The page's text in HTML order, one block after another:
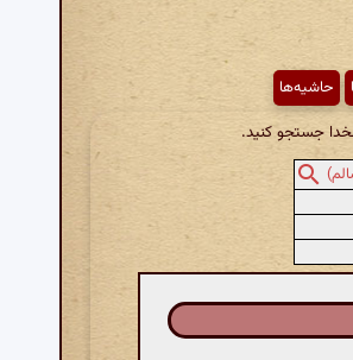
حاشیه‌ها
جستجو کنید.